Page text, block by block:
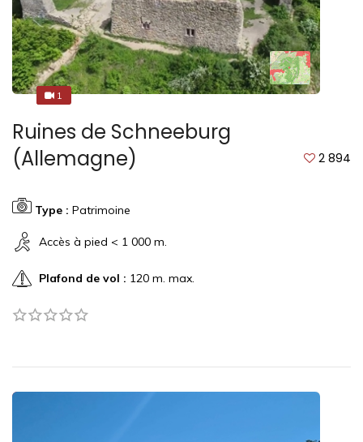
11
Ruines de Schneeburg
(Allemagne)
2 894
Type : Patrimoine
Accès à pied < 1 000 m.
Plafond de vol : 120 m. max.